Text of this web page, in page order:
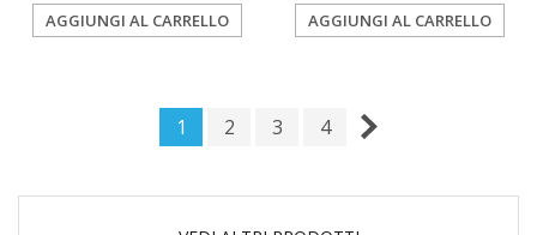
AGGIUNGI AL CARRELLO AGGIUNGI AL CARRELLO
1 2 3 4